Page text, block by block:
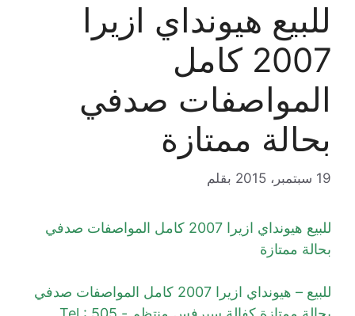
للبيع هيونداي ازيرا
2007 كامل
المواصفات صدفي
بحالة ممتازة
19 سبتمبر، 2015 بقلم
للبيع هيونداي ازيرا 2007 كامل المواصفات صدفي
بحالة ممتازة
للبيع – هيونداي ازيرا 2007 كامل المواصفات صدفي